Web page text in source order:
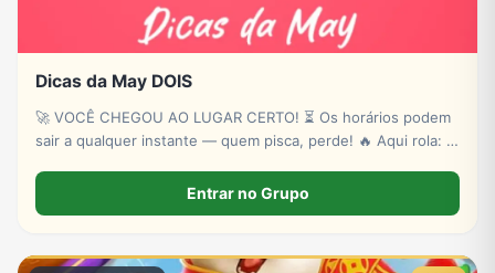
Links
Outros Política
Dicas da May DOIS
🚀 VOCÊ CHEGOU AO LUGAR CERTO! ⏳ Os horários podem
sair a qualquer instante — quem pisca, perde! 🔥 Aqui rola: ✔
& bancas ✔ Conteúdo exclusivo
Entrar no Grupo